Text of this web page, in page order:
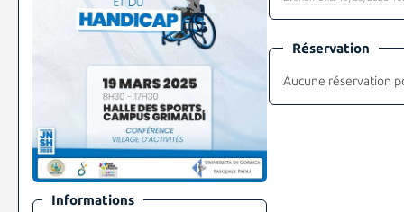
Informations
Réservation
Aucune réservation